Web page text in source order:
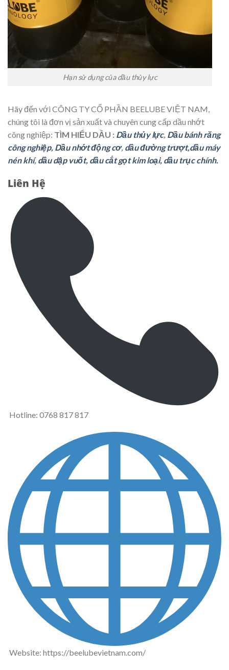
Hạn sử dụng của dầu thủy lực
Hãy đến với CÔNG TY CỔ PHẦN BEELUBE VIỆT NAM,
chúng tôi là đơn vị sản xuất và chuyên cung cấp dầu nhớt
công nghiệp: TÌM HIỂU DẦU : Dầu thủy lực, Dầu bánh răng
công nghiệp, Dầu nhớt động cơ, dầu đường trượt,dầu máy
nén khí, dầu dập vuốt, dầu cắt gọt kim loại, dầu trục chính.
Liên Hệ
Hotline: 0768 817 817
Website: https://beelubevietnam.com/